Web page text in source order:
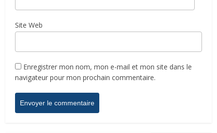
Site Web
Enregistrer mon nom, mon e-mail et mon site dans le
navigateur pour mon prochain commentaire.